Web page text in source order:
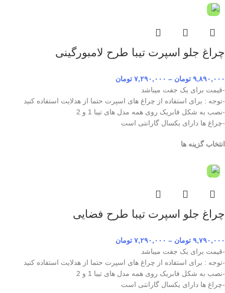
چراغ جلو اسپرت تیبا طرح لامبورگینی
۹,۸۹۰,۰۰۰ تومان – ۷,۲۹۰,۰۰۰ تومان
-قیمت برای یک جفت میباشد
-توجه : برای استفاده از چراغ های اسپرت حتما از هدلایت استفاده کنید
-نصب به شکل فابریک روی همه مدل های تیبا 1 و 2
-چراغ ها دارای یکسال گارانتی است
انتخاب گزینه ها
چراغ جلو اسپرت تیبا طرح فضایی
۹,۷۹۰,۰۰۰ تومان – ۷,۲۹۰,۰۰۰ تومان
-قیمت برای یک جفت میباشد
-توجه : برای استفاده از چراغ های اسپرت حتما از هدلایت استفاده کنید
-نصب به شکل فابریک روی همه مدل های تیبا 1 و 2
-چراغ ها دارای یکسال گارانتی است